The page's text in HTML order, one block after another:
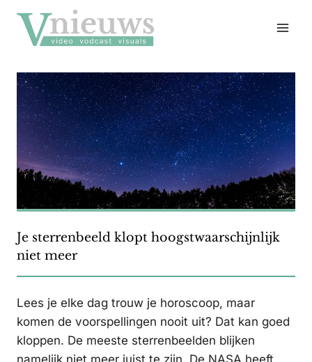
naar
inhoud
Je sterrenbeeld klopt hoogstwaarschijnlijk
niet meer
Lees je elke dag trouw je horoscoop, maar
komen de voorspellingen nooit uit? Dat kan goed
kloppen. De meeste sterrenbeelden blijken
namelijk niet meer juist te zijn. De NASA heeft